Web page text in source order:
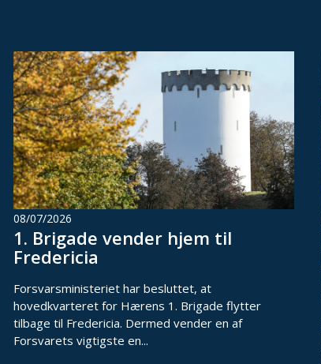
08/07/2026
1. Brigade vender hjem til
Fredericia
Forsvarsministeriet har besluttet, at
hovedkvarteret for Hærens 1. Brigade flytter
tilbage til Fredericia. Dermed vender en af
Forsvarets vigtigste en...